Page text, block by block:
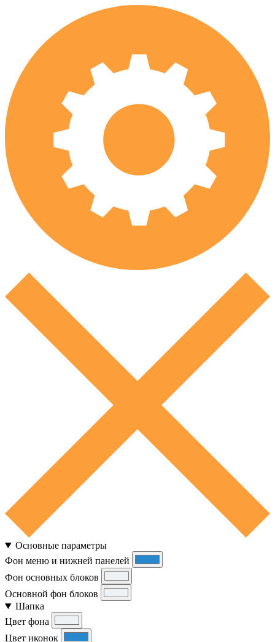
Основные параметры
Фон меню и нижней панелей
Фон основных блоков
Основной фон блоков
Шапка
Цвет фона
Цвет иконок